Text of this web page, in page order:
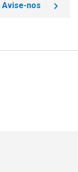
Avise-nos